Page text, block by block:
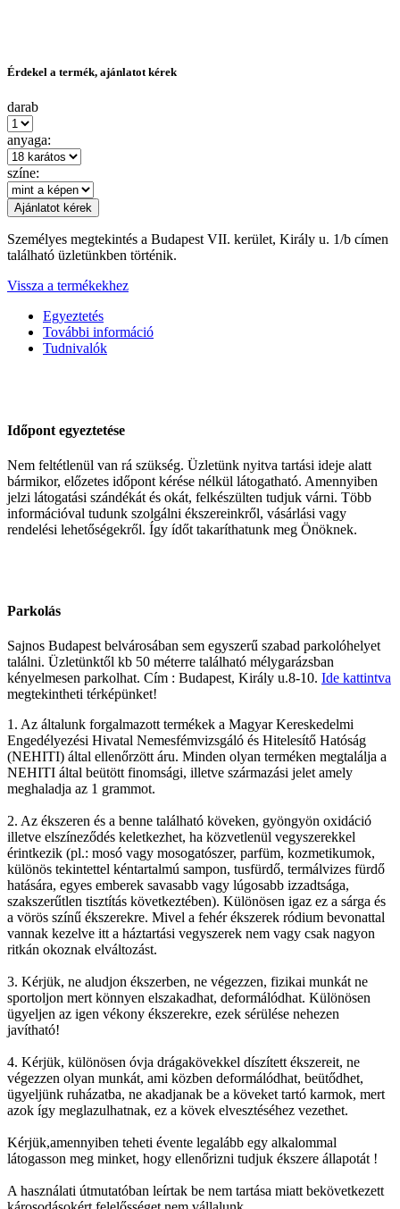
Érdekel a termék, ajánlatot kérek
darab
anyaga:
színe:
Személyes megtekintés a Budapest VII. kerület, Király u. 1/b címen
található üzletünkben történik.
Vissza a termékekhez
Egyeztetés
További információ
Tudnivalók
Időpont egyeztetése
Nem feltétlenül van rá szükség. Üzletünk nyitva tartási ideje alatt
bármikor, előzetes időpont kérése nélkül látogatható. Amennyiben
jelzi látogatási szándékát és okát, felkészülten tudjuk várni. Több
információval tudunk szolgálni ékszereinkről, vásárlási vagy
rendelési lehetőségekről. Így ídőt takaríthatunk meg Önöknek.
Parkolás
Sajnos Budapest belvárosában sem egyszerű szabad parkolóhelyet
találni. Üzletünktől kb 50 méterre található mélygarázsban
kényelmesen parkolhat. Cím : Budapest, Király u.8-10. Ide kattintva
megtekintheti térképünket!
1. Az általunk forgalmazott termékek a Magyar Kereskedelmi
Engedélyezési Hivatal Nemesfémvizsgáló és Hitelesítő Hatóság
(NEHITI) által ellenőrzött áru. Minden olyan terméken megtalálja a
NEHITI által beütött finomsági, illetve származási jelet amely
meghaladja az 1 grammot.
2. Az ékszeren és a benne található köveken, gyöngyön oxidáció
illetve elszíneződés keletkezhet, ha közvetlenül vegyszerekkel
érintkezik (pl.: mosó vagy mosogatószer, parfüm, kozmetikumok,
különös tekintettel kéntartalmú sampon, tusfürdő, termálvizes fürdő
hatására, egyes emberek savasabb vagy lúgosabb izzadtsága,
szakszerűtlen tisztítás következtében). Különösen igaz ez a sárga és
a vörös színű ékszerekre. Mivel a fehér ékszerek ródium bevonattal
vannak kezelve itt a háztartási vegyszerek nem vagy csak nagyon
ritkán okoznak elváltozást.
3. Kérjük, ne aludjon ékszerben, ne végezzen, fizikai munkát ne
sportoljon mert könnyen elszakadhat, deformálódhat. Különösen
ügyeljen az igen vékony ékszerekre, ezek sérülése nehezen
javítható!
4. Kérjük, különösen óvja drágakövekkel díszített ékszereit, ne
végezzen olyan munkát, ami közben deformálódhat, beütődhet,
ügyeljünk ruházatba, ne akadjanak be a köveket tartó karmok, mert
azok így meglazulhatnak, ez a kövek elvesztéséhez vezethet.
Kérjük,amennyiben teheti évente legalább egy alkalommal
látogasson meg minket, hogy ellenőrizni tudjuk ékszere állapotát !
A használati útmutatóban leírtak be nem tartása miatt bekövetkezett